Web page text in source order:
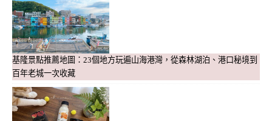
基隆景點推薦地圖：23個地方玩遍山海港灣，從森林湖泊、港口秘境到
百年老城一次收藏